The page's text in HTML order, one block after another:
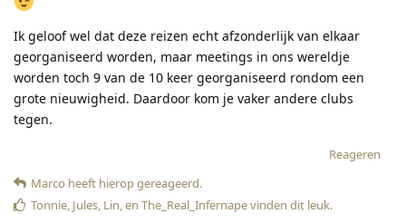
Ik geloof wel dat deze reizen echt afzonderlijk van elkaar
georganiseerd worden, maar meetings in ons wereldje
worden toch 9 van de 10 keer georganiseerd rondom een
grote nieuwigheid. Daardoor kom je vaker andere clubs
tegen.
Reageren
Marco heeft hierop gereageerd.
Tonnie, Jules, Lin, en The_Real_Infernapevinden dit leuk.